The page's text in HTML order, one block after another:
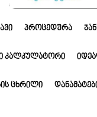
ᲞᲠᲝᲪᲔᲓᲣᲠᲐ
ᲙᲐᲚᲙᲣᲚᲐᲢᲝᲠᲘ
ᲪᲮᲠᲘᲚᲘ